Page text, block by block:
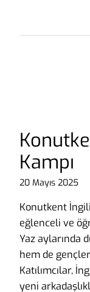
Kampı
20 Mayıs 2025
Konutkent
eğlenceli ve
Yaz aylarında
hem de
Katılımcılar,
yeni